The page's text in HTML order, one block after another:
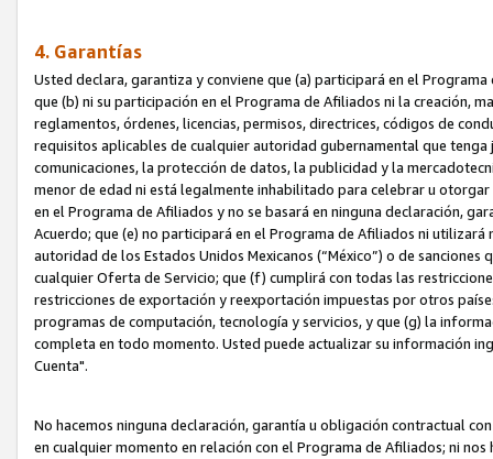
4. Garantías
Usted declara, garantiza y conviene que (a) participará en el
que (b) ni su participación en el Programa de Afiliados ni la creación,
reglamentos, órdenes, licencias, permisos, directrices, códigos de
requisitos aplicables de cualquier autoridad gubernamental que
comunicaciones, la protección de datos, la publicidad y la
menor de edad ni está legalmente inhabilitado para celebrar u
en el Programa de Afiliados y no se basará en ninguna declaración,
Acuerdo; que (e) no participará en el Programa de Afiliados ni
autoridad de los Estados Unidos Mexicanos (“México”) o de
cualquier Oferta de Servicio; que (f) cumplirá con todas las
restricciones de exportación y reexportación impuestas por otros
programas de computación, tecnología y servicios, y que (g) la
completa en todo momento. Usted puede actualizar su información
Cuenta".
No hacemos ninguna declaración, garantía u obligación contractual
en cualquier momento en relación con el Programa de Afiliados; ni